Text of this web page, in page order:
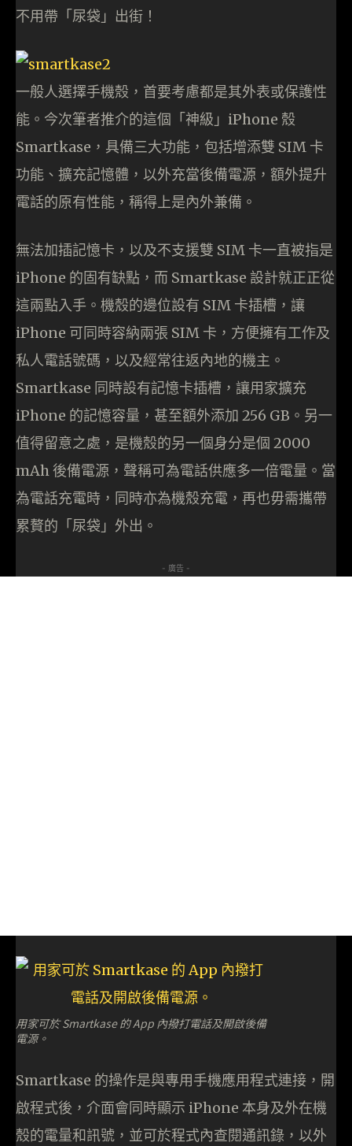
不用帶「尿袋」出街！
一般人選擇手機殼，首要考慮都是其外表或保護性
能。今次筆者推介的這個「神級」iPhone 殼
Smartkase，具備三大功能，包括增添雙 SIM 卡
功能、擴充記憶體，以外充當後備電源，額外提升
電話的原有性能，稱得上是內外兼備。
無法加插記憶卡，以及不支援雙 SIM 卡一直被指是
iPhone 的固有缺點，而 Smartkase 設計就正正從
這兩點入手。機殼的邊位設有 SIM 卡插槽，讓
iPhone 可同時容納兩張 SIM 卡，方便擁有工作及
私人電話號碼，以及經常往返內地的機主。
Smartkase 同時設有記憶卡插槽，讓用家擴充
iPhone 的記憶容量，甚至額外添加 256 GB。另一
值得留意之處，是機殼的另一個身分是個 2000
mAh 後備電源，聲稱可為電話供應多一倍電量。當
為電話充電時，同時亦為機殼充電，再也毋需攜帶
累贅的「尿袋」外出。
- 廣告 -
用家可於 Smartkase 的 App 內撥打電話及開啟後備
電源。
Smartkase 的操作是與專用手機應用程式連接，開
啟程式後，介面會同時顯示 iPhone 本身及外在機
殼的電量和訊號，並可於程式內查閱通訊錄，以外